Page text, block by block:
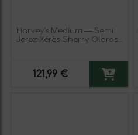
Harvey's Medium — Semi
Jerez-Xérès-Sherry Oloroso
Vino Generoso Fortificado
121,99 €